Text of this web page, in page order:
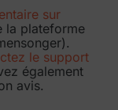
sur
la plateforme
le support
également
avis.